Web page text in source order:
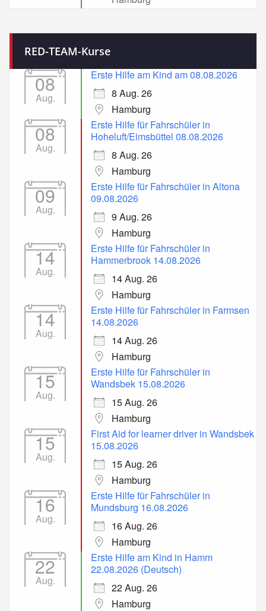
RED-TEAM-Kurse
08
Aug.
Erste Hilfe am Kind am 08.08.2026
8 Aug. 26
Hamburg
08
Aug.
Erste Hilfe für Fahrschüler in
Hoheluft/Eimsbüttel 08.08.2026
8 Aug. 26
Hamburg
09
Aug.
Erste Hilfe für Fahrschüler in Altona
09.08.2026
9 Aug. 26
Hamburg
14
Aug.
Erste Hilfe für Fahrschüler in
Hammerbrook 14.08.2026
14 Aug. 26
Hamburg
14
Aug.
Erste Hilfe für Fahrschüler in Farmsen
14.08.2026
14 Aug. 26
Hamburg
15
Aug.
Erste Hilfe für Fahrschüler in
Wandsbek 15.08.2026
15 Aug. 26
Hamburg
15
Aug.
First Aid for learner driver in Wandsbek
15.08.2026
15 Aug. 26
Hamburg
16
Aug.
Erste Hilfe für Fahrschüler in
Mundsburg 16.08.2026
16 Aug. 26
Hamburg
22
Aug.
Erste Hilfe am Kind in Hamm
22.08.2026 (Deutsch)
22 Aug. 26
Hamburg